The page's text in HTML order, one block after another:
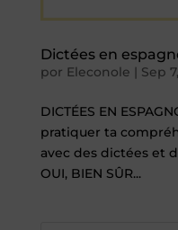
Dictées en
por Eleconole | Sep
DICTÉES EN
pratiquer ta
avec des dictées et
OUI, BIEN SÛR...